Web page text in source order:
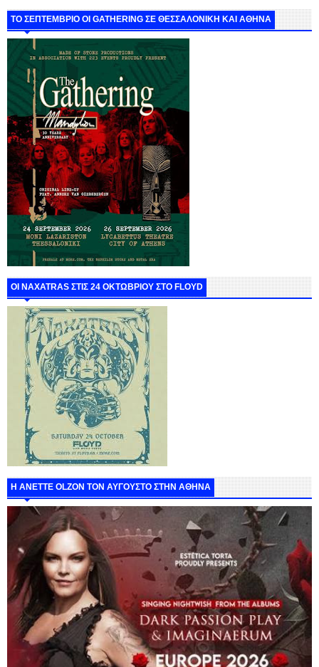
ΤΟ ΣΕΠΤΕΜΒΡΙΟ ΟΙ GATHERING ΣΕ ΘΕΣΣΑΛΟΝΙΚΗ ΚΑΙ ΑΘΗΝΑ
ΟΙ NAXATRAS ΣΤΙΣ 24 ΟΚΤΩΒΡΙΟΥ ΣΤΟ FLOYD
Η ANETTE OLZON ΤΟΝ ΑΥΓΟΥΣΤΟ ΣΤΗΝ ΑΘΗΝΑ